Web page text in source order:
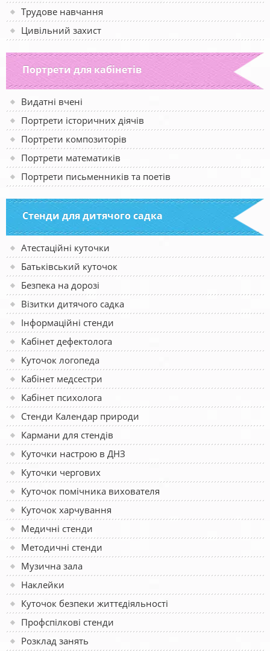
Трудове навчання
Цивільний захист
Портрети для кабінетів
Видатні вчені
Портрети історичних діячів
Портрети композиторів
Портрети математиків
Портрети письменників та поетів
Стенди для дитячого садка
Атестаційні куточки
Батьківський куточок
Безпека на дорозі
Візитки дитячого садка
Інформаційні стенди
Кабінет дефектолога
Куточок логопеда
Кабінет медсестри
Кабінет психолога
Стенди Календар природи
Кармани для стендів
Куточки настрою в ДНЗ
Куточки чергових
Куточок помічника вихователя
Куточок харчування
Медичні стенди
Методичні стенди
Музична зала
Наклейки
Куточок безпеки життєдіяльності
Профспілкові стенди
Розклад занять